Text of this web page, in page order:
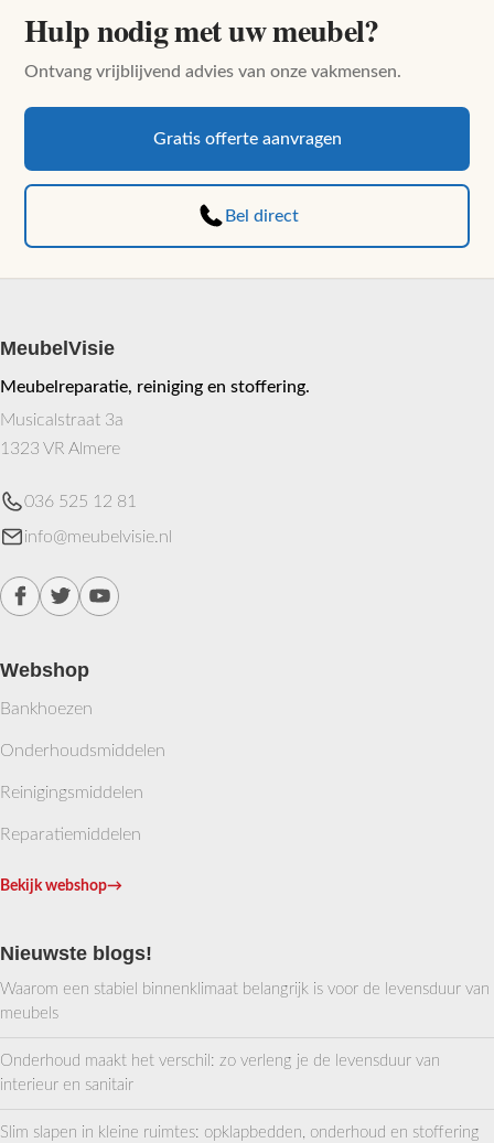
product
heeft
meerdere
variaties.
Deze
worden
op
product
meerdere
variaties.
worden
op
Hulp nodig met uw meubel?
Ontvang vrijblijvend advies van onze vakmensen.
Gratis offerte aanvragen
Bel direct
MeubelVisie
Meubelreparatie, reiniging en stoffering.
Musicalstraat 3a
1323 VR Almere
036 525 12 81
info@meubelvisie.nl
Webshop
Bankhoezen
Onderhoudsmiddelen
Reinigingsmiddelen
Reparatiemiddelen
Bekijk webshop→
Nieuwste blogs!
Waarom een stabiel binnenklimaat belangrijk is voor de levensduur van
meubels
Onderhoud maakt het verschil: zo verleng je de levensduur van
interieur en sanitair
Slim slapen in kleine ruimtes: opklapbedden, onderhoud en stoffering